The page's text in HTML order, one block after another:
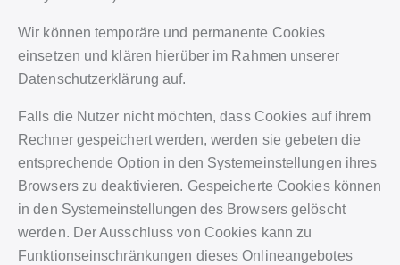
Wir können temporäre und permanente Cookies
einsetzen und klären hierüber im Rahmen unserer
Datenschutzerklärung auf.
Falls die Nutzer nicht möchten, dass Cookies auf ihrem
Rechner gespeichert werden, werden sie gebeten die
entsprechende Option in den Systemeinstellungen ihres
Browsers zu deaktivieren. Gespeicherte Cookies können
in den Systemeinstellungen des Browsers gelöscht
werden. Der Ausschluss von Cookies kann zu
Funktionseinschränkungen dieses Onlineangebotes